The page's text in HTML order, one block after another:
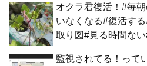
オクラ君復活！#毎
いなくなる#復活す
取り図#見る時間な
監視されてる！って